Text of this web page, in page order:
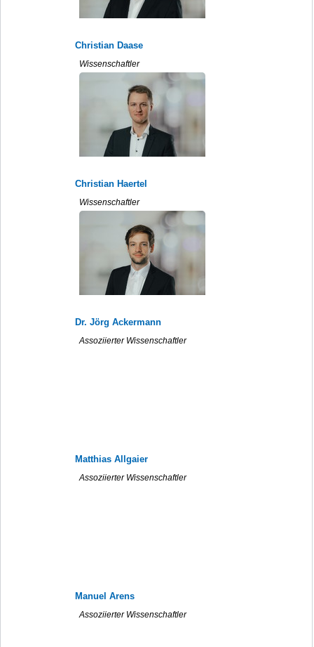
Christian Daase
Wissenschaftler
Christian Haertel
Wissenschaftler
Dr. Jörg Ackermann
Assoziierter Wissenschaftler
Matthias Allgaier
Assoziierter Wissenschaftler
Manuel Arens
Assoziierter Wissenschaftler